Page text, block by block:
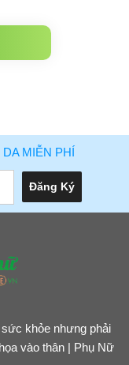
MIỄN PHÍ
khỏe nhưng phải
vào thân | Phụ Nữ